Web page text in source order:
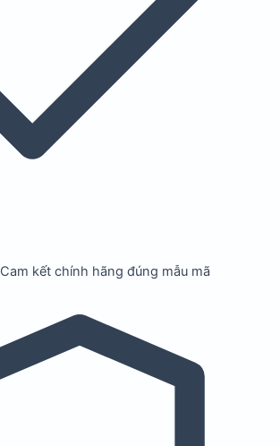
Cam kết chính hãng đúng mẫu mã